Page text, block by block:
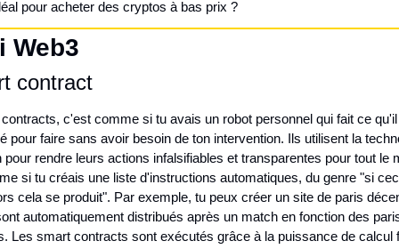
pour acheter des cryptos à bas prix ?
Web3
contract
c'est comme si tu avais un robot personnel qui fait ce qu'il
pour faire sans avoir besoin de ton intervention. Ils utilisent la
pour rendre leurs actions infalsifiables et transparentes pour tout le
si tu créais une liste d'instructions automatiques, du genre "si
cela se produit". Par exemple, tu peux créer un site de paris
automatiquement distribués après un match en fonction des
Les smart contracts sont exécutés grâce à la puissance de calcul